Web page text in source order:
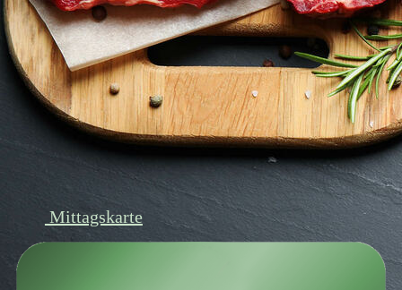
Mettwursti_Mettwurstpokal 2020
Mittagskarte